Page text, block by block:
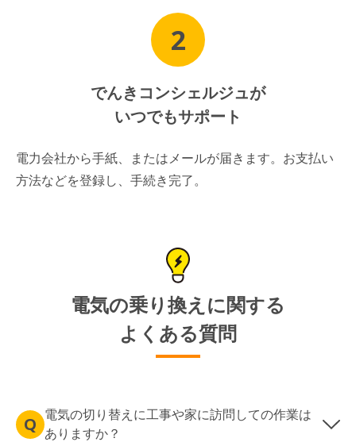
2
でんきコンシェルジュが
いつでもサポート
電力会社から手紙、またはメールが届きます。お支払い
方法などを登録し、手続き完了。
電気の乗り換えに関する
よくある質問
電気の切り替えに工事や家に訪問しての作業は
ありますか？